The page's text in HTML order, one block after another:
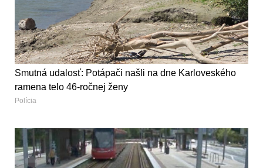
Smutná udalosť: Potápači našli na dne Karloveského
ramena telo 46-ročnej ženy
Polícia